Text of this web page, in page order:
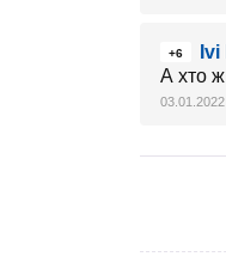
+6
А хто ж